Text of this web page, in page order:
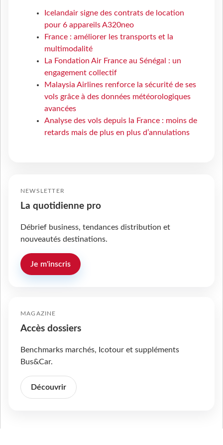
Icelandair signe des contrats de location
pour 6 appareils A320neo
France : améliorer les transports et la
multimodalité
La Fondation Air France au Sénégal : un
engagement collectif
Malaysia Airlines renforce la sécurité de ses
vols grâce à des données météorologiques
avancées
Analyse des vols depuis la France : moins de
retards mais de plus en plus d’annulations
NEWSLETTER
La quotidienne pro
Débrief business, tendances distribution et
nouveautés destinations.
Je m'inscris
MAGAZINE
Accès dossiers
Benchmarks marchés, Icotour et suppléments
Bus&Car.
Découvrir